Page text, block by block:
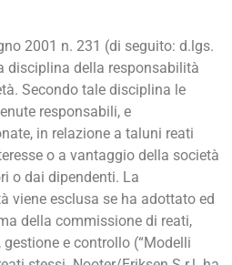
2001 n. 231 (di seguito: d.lgs.
della responsabilità
Secondo tale disciplina le
responsabili, e
in relazione a taluni reati
o a vantaggio della società
o dai dipendenti. La
viene esclusa se ha adottato ed
della commissione di reati,
e controllo (“Modelli